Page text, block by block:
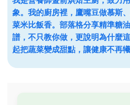
象。我的廚房裡，鷹嘴豆做慕斯
菜米比飯香。部落格分享精準糖
譜，不只教你做，更說明為什麼
起把蔬菜變成甜點，讓健康不再犧